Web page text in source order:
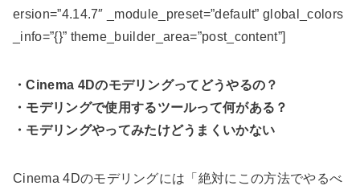
ersion=”4.14.7″ _module_preset=”default” global_colors
_info=”{}” theme_builder_area=”post_content”]
・Cinema 4Dのモデリングってどうやるの？
・モデリングで使用するツールって何がある？
・モデリングやってみたけどうまくいかない
Cinema 4Dのモデリングには「絶対にこの方法でやるべ